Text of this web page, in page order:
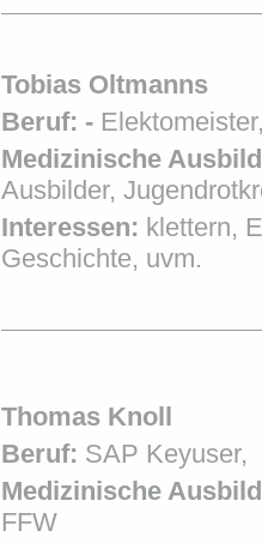
Tobias Oltmanns
Beruf: -
Medizinische
Ausbilder,
Interessen: klettern,
Geschichte, uvm.
Thomas Knoll
Beruf: SAP Keyuser,
Medizinische
FFW